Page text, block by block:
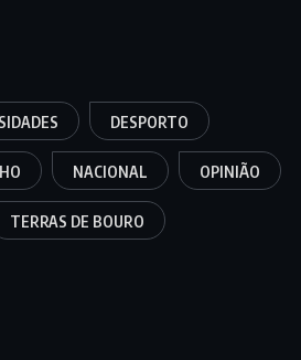
DESPORTO
NACIONAL OPINIÃO
TERRAS DE BOURO